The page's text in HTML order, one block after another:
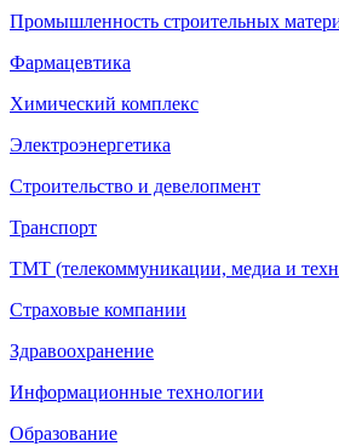
Промышленность строительных
Фармацевтика
Химический комплекс
Электроэнергетика
Строительство и девелопмент
Транспорт
ТМТ (телекоммуникации, медиа и
Страховые компании
Здравоохранение
Информационные технологии
Образование